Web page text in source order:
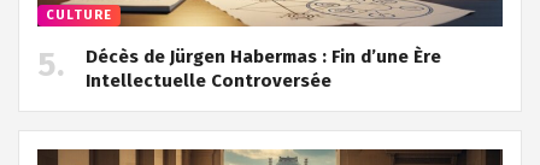
CULTURE
Décès de Jürgen Habermas : Fin d’une Ère
Intellectuelle Controversée